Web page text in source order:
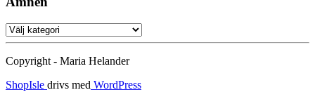
Ämnen
Copyright - Maria Helander
ShopIsle drivs med WordPress